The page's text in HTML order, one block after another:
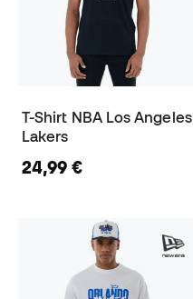
T-Shirt NBA Los Angeles
Lakers
24,99 €